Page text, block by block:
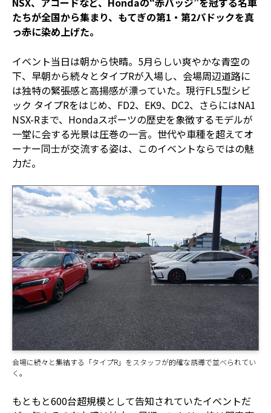
たちが全国から集まり、もてぎの第1・第2パドックを真
っ赤に染め上げた。
イベント当日は朝から快晴。5月らしい爽やかな青空の
下、早朝から続々とタイプRが入場し、会場周辺道路に
は独特の緊張感と高揚感が漂っていた。現行FL5型シビ
ック タイプRをはじめ、FD2、EK9、DC2、さらにはNA1
NSX-Rまで、Hondaスポーツの歴史を象徴するモデルが
一堂に会する光景は圧巻の一言。世代や車種を超えてオ
ーナー同士が交流する姿は、このイベントならではの魅
力だ。
会場に続々と集結する「タイプR」をスタッフが的確な誘導で並べられてい
く。
もともと600台超規模として告知されていたイベントだ